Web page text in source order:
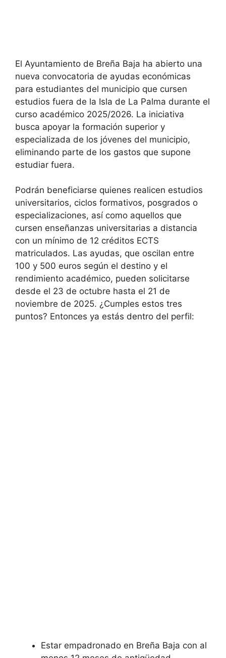
El Ayuntamiento de Breña Baja ha abierto una
nueva convocatoria de ayudas económicas
para estudiantes del municipio que cursen
estudios fuera de la Isla de La Palma durante el
curso académico 2025/2026. La iniciativa
busca apoyar la formación superior y
especializada de los jóvenes del municipio,
eliminando parte de los gastos que supone
estudiar fuera.
Podrán beneficiarse quienes realicen estudios
universitarios, ciclos formativos, posgrados o
especializaciones, así como aquellos que
cursen enseñanzas universitarias a distancia
con un mínimo de 12 créditos ECTS
matriculados. Las ayudas, que oscilan entre
100 y 500 euros según el destino y el
rendimiento académico, pueden solicitarse
desde el 23 de octubre hasta el 21 de
noviembre de 2025. ¿Cumples estos tres
puntos? Entonces ya estás dentro del perfil:
Estar empadronado en Breña Baja con al